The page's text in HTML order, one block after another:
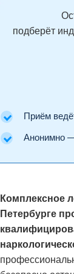
подберёт
Приём ведёт
Анонимно —
Комплексное
Петербурге